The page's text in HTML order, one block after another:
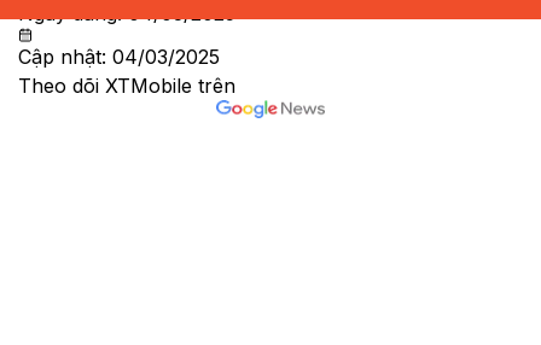
Ngày đăng:04/03/2025
Cập nhật: 04/03/2025
Theo dõi XTMobile trên